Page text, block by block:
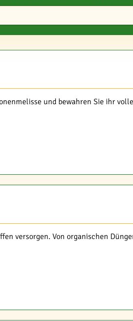
und bewahren Sie ihr
versorgen. Von organischen